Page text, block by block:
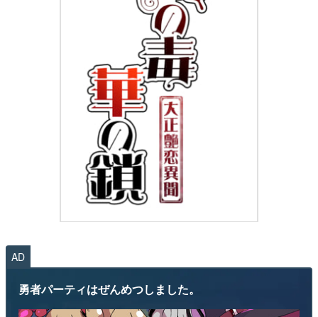
AD
勇者パーティはぜんめつしました。